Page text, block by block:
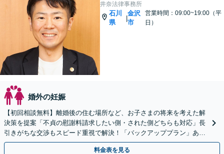
井奈法律事務所
石川
県
|
金沢
市
営業時間：09:00~19:00（平
日）
婚外の妊娠
【初回相談無料】離婚後の住む場所など、お子さまの将来を考えた解
決策を提案「不貞の慰謝料請求したい側・された側どちらも対応」長
引きがちな交渉もスピード重視で解決！「バックアッププラン」あり
【完全個室】【子連れ相談可】【法テラス可】
料金表を見る